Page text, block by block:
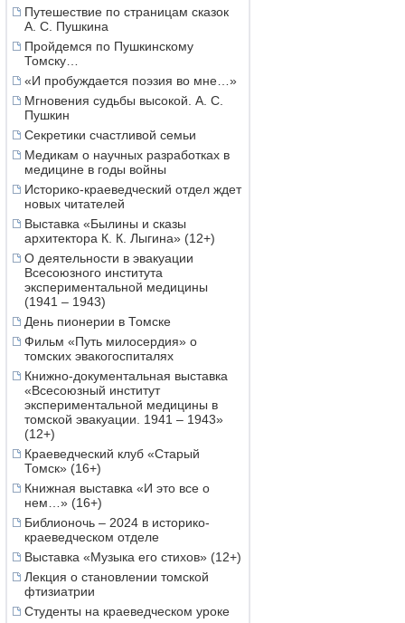
Путешествие по страницам сказок
А. С. Пушкина
Пройдемся по Пушкинскому
Томску…
«И пробуждается поэзия во мне…»
Мгновения судьбы высокой. А. С.
Пушкин
Секретики счастливой семьи
Медикам о научных разработках в
медицине в годы войны
Историко-краеведческий отдел ждет
новых читателей
Выставка «Былины и сказы
архитектора К. К. Лыгина» (12+)
О деятельности в эвакуации
Всесоюзного института
экспериментальной медицины
(1941 – 1943)
День пионерии в Томске
Фильм «Путь милосердия» о
томских эвакогоспиталях
Книжно-документальная выставка
«Всесоюзный институт
экспериментальной медицины в
томской эвакуации. 1941 – 1943»
(12+)
Краеведческий клуб «Старый
Томск» (16+)
Книжная выставка «И это все о
нем…» (16+)
Библионочь – 2024 в историко-
краеведческом отделе
Выставка «Музыка его стихов» (12+)
Лекция о становлении томской
фтизиатрии
Студенты на краеведческом уроке